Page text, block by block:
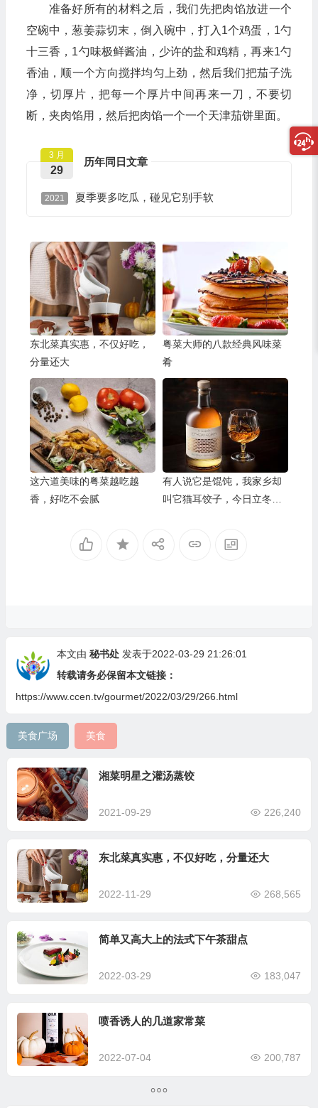
准备好所有的材料之后，我们先把肉馅放进一个
空碗中，葱姜蒜切末，倒入碗中，打入1个鸡蛋，1勺
十三香，1勺味极鲜酱油，少许的盐和鸡精，再来1勺
香油，顺一个方向搅拌均匀上劲，然后我们把茄子洗
净，切厚片，把每一个厚片中间再来一刀，不要切
断，夹肉馅用，然后把肉馅一个一个天津茄饼里面。
历年同日文章
3 月
29
2021 夏季要多吃瓜，碰见它别手软
东北菜真实惠，不仅好吃，
分量还大
粤菜大师的八款经典风味菜
肴
这六道美味的粤菜越吃越
香，好吃不会腻
有人说它是馄饨，我家乡却
叫它猫耳饺子，今日立冬就
本文由 秘书处 发表于2022-03-29 21:26:01
转载请务必保留本文链接：
https://www.ccen.tv/gourmet/2022/03/29/266.html
美食广场 美食
湘菜明星之灌汤蒸饺
2021-09-29 226,240
东北菜真实惠，不仅好吃，分量还大
2022-11-29 268,565
简单又高大上的法式下午茶甜点
2022-03-29 183,047
喷香诱人的几道家常菜
2022-07-04 200,787